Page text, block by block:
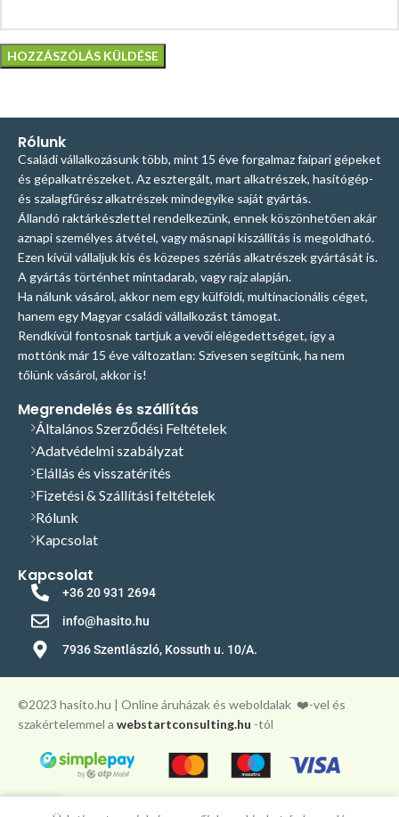
Rólunk
Családi vállalkozásunk több, mint 15 éve forgalmaz faipari gépeket
és gépalkatrészeket. Az esztergált, mart alkatrészek, hasítógép-
és szalagfűrész alkatrészek mindegyike saját gyártás.
Állandó raktárkészlettel rendelkezünk, ennek köszönhetően akár
aznapi személyes átvétel, vagy másnapi kiszállítás is megoldható.
Ezen kívül vállaljuk kis és közepes szériás alkatrészek gyártását is.
A gyártás történhet mintadarab, vagy rajz alapján.
Ha nálunk vásárol, akkor nem egy külföldi, multinacionális céget,
hanem egy Magyar családi vállalkozást támogat.
Rendkívül fontosnak tartjuk a vevői elégedettséget, így a
mottónk már 15 éve változatlan: Szívesen segítünk, ha nem
tőlünk vásárol, akkor is!
Megrendelés és szállítás
Általános Szerződési Feltételek
Adatvédelmi szabályzat
Elállás és visszatérítés
Fizetési & Szállítási feltételek
Rólunk
Kapcsolat
Kapcsolat
+36 20 931 2694
info@hasito.hu
7936 Szentlászló, Kossuth u. 10/A.
©️2023 hasito.hu | Online áruházak és weboldalak ❤️-vel és
szakértelemmel a webstartconsulting.hu -tól